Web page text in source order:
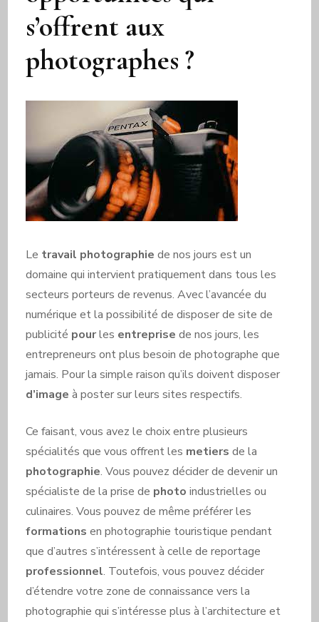
s’offrent aux
photographes ?
Le travail photographie de nos jours est un
domaine qui intervient pratiquement dans tous les
secteurs porteurs de revenus. Avec l’avancée du
numérique et la possibilité de disposer de site de
publicité pourles entreprise de nos jours, les
entrepreneurs ont plus besoin de photographe que
jamais. Pour la simple raison qu’ils doivent disposer
d’image à poster sur leurs sites respectifs.
Ce faisant, vous avez le choix entre plusieurs
spécialités que vous offrent les metiers de la
photographie. Vous pouvez décider de devenir un
spécialiste de la prise de photo industrielles ou
culinaires. Vous pouvez de même préférer les
formations en photographie touristique pendant
que d’autres s’intéressent à celle de reportage
professionnel. Toutefois, vous pouvez décider
d’étendre votre zone de connaissance vers la
photographie qui s’intéresse plus à l’architecture et